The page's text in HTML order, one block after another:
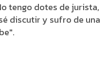
tengo dotes de jurista,
discutir y sufro de una